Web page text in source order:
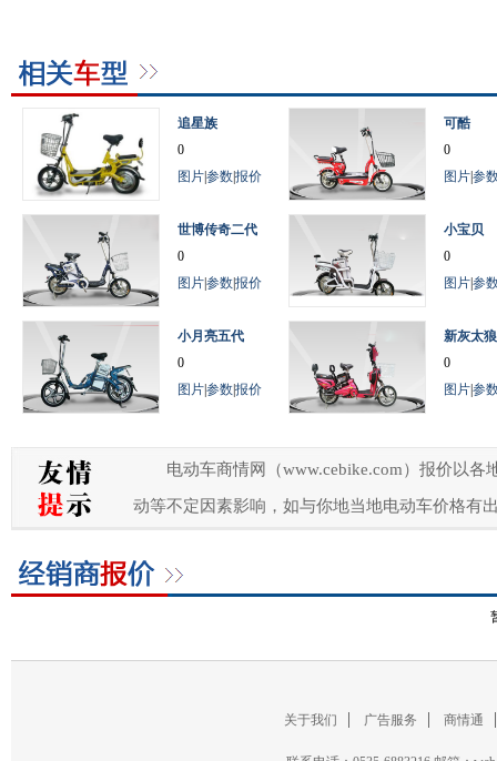
追星族
0
图片参数报价
可酷
0
图片参
世博传奇二代
0
图片参数报价
小宝贝
0
图片参
小月亮五代
0
图片参数报价
新灰太狼
0
图片参
电动车商情网（www.cebike.com）报价以
动等不定因素影响，如与你地当地电动车价格有
关于我们 广告服务 商情通